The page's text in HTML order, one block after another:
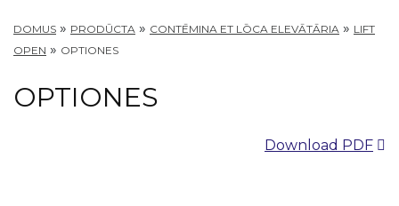
DOMUS » PRODŪCTA » CONTĒMINA ET LŌCA ELEVĀTĀRIA » LIFT
OPEN » OPTIONES
OPTIONES
Download PDF